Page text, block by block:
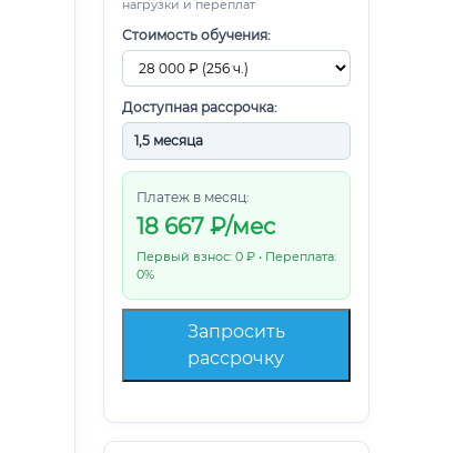
нагрузки и переплат
Стоимость обучения:
Доступная рассрочка:
Платеж в месяц:
18 667₽/мес
Первый взнос: 0 ₽ • Переплата:
0%
Запросить
рассрочку